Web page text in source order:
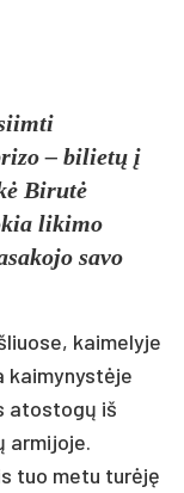
– bilietų į
Birutė
likimo
savo
kaimelyje
kaimynystėje
atostogų iš
armijoje.
tuo metu turėję